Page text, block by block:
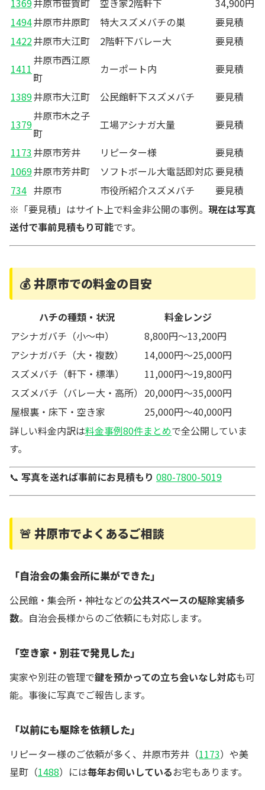
1494井原市井原町 特大スズメバチの巣
要見積
1422井原市大江町 2階軒下バレー大
要見積
1411
井原市西江原
町
カーポート内
要見積
1389井原市大江町 公民館軒下スズメバチ
要見積
1379
井原市木之子
町
工場アシナガ大量
要見積
1173井原市芳井 リピーター様
要見積
1069井原市芳井町 ソフトボール大電話即対応要見積
734 井原市 市役所紹介スズメバチ
要見積
※「要見積」はサイト上で料金非公開の事例。 現在は写真
送付で事前見積もり可能です。
💰 井原市での料金の目安
ハチの種類・状況
料金レンジ
アシナガバチ（小〜中）
8,800円〜13,200円
アシナガバチ（大・複数）
14,000円〜25,000円
スズメバチ（軒下・標準）
11,000円〜19,800円
スズメバチ（バレー大・高所） 20,000円〜35,000円
屋根裏・床下・空き家
25,000円〜40,000円
詳しい料金内訳は料金事例80件まとめで全公開していま
す。
📞 写真を送れば事前にお見積もり 080-7800-5019
🚨 井原市でよくあるご相談
「自治会の集会所に巣ができた」
公民館・集会所・神社などの公共スペースの駆除実績多
数。自治会長様からのご依頼にも対応します。
「空き家・別荘で発見した」
実家や別荘の管理で鍵を預かっての立ち会いなし対応も可
能。事後に写真でご報告します。
「以前にも駆除を依頼した」
リピーター様のご依頼が多く、井原市芳井（1173）や美
星町（1488）には毎年お伺いしているお宅もあります。